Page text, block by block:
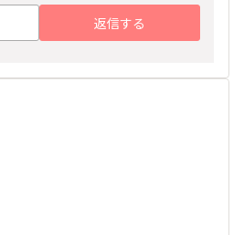
なか守れないと思いますが、
がでしょうか。返信する